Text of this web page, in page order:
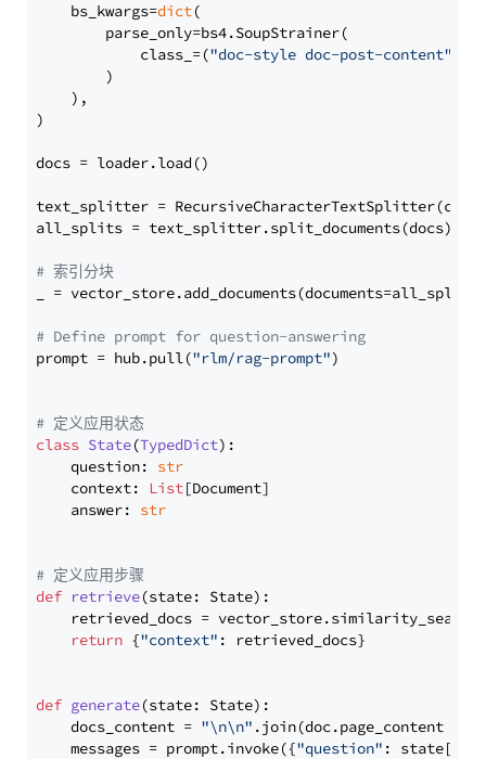
    bs_kwargs=
dict(
        parse_only=bs4.SoupStrainer(
            class_=(
"doc-style doc-post-content"
        )
    ),
)
docs = loader.load()
text_splitter =
all_splits = text_splitter.split_documents(docs)
# 索引分块
_ = vector_store.add_documents(documents=all_splits)
# Define prompt for question-answering
prompt = hub.pull("rlm/rag-prompt")
# 定义应用状态
class State(TypedDict):
    question:
str
    context:
List[Document]
    answer:
str
# 定义应用步骤
def retrieve(state: State):
retrieved_docs =
return {"context" : retrieved_docs}
def generate(state: State):
    docs_content =
"\n\n" .join(doc.page_content
    messages = prompt.invoke({
"question" : state[